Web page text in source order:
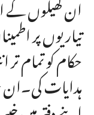
تیاریوں پر
حکام کو تمام
ہدایات